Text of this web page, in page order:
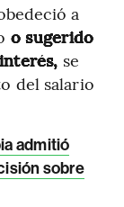
a
o sugerido
se
del salario
admitió
sobre